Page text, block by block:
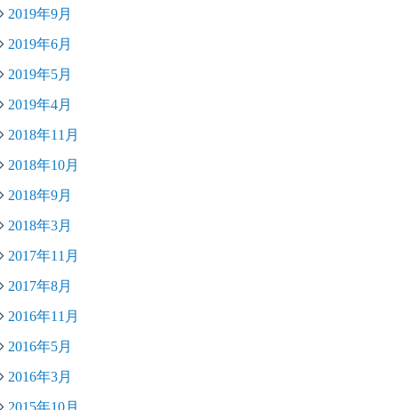
2019年9月
2019年6月
2019年5月
2019年4月
2018年11月
2018年10月
2018年9月
2018年3月
2017年11月
2017年8月
2016年11月
2016年5月
2016年3月
2015年10月